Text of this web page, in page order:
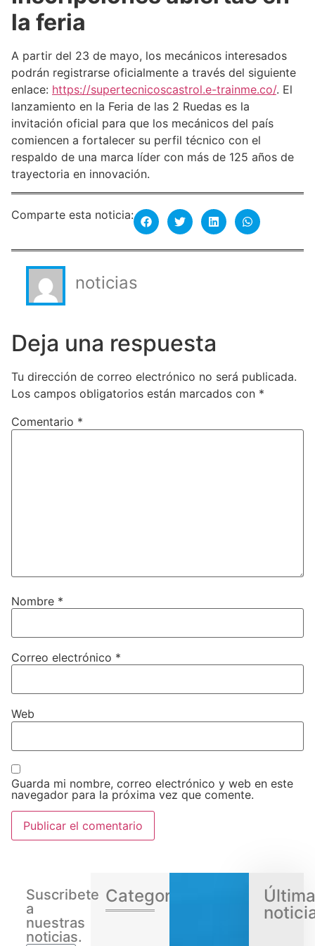
la feria
A partir del 23 de mayo, los mecánicos interesados
podrán registrarse oficialmente a través del siguiente
enlace: https://supertecnicoscastrol.e-trainme.co/. El
lanzamiento en la Feria de las 2 Ruedas es la
invitación oficial para que los mecánicos del país
comiencen a fortalecer su perfil técnico con el
respaldo de una marca líder con más de 125 años de
trayectoria en innovación.
Comparte esta noticia:
noticias
Deja una respuesta
Tu dirección de correo electrónico no será publicada.
Los campos obligatorios están marcados con *
Comentario *
Nombre *
Correo electrónico *
Web
Guarda mi nombre, correo electrónico y web en este
navegador para la próxima vez que comente.
Suscribete
a
nuestras
noticias.
Categorias